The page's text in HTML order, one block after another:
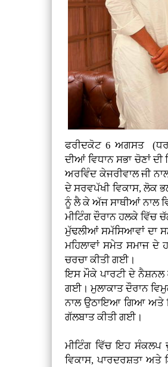
ਫਰੀਦਕੋਟ 6 ਅਗਸਤ
ਦੀਆਂ ਵਿਧਾਨ ਸਭਾ ਚੋਣਾਂ
ਅਰਵਿੰਦ ਕੇਜਰੀਵਾਲ ਜੀ
ਦੇ ਸਰਵਪੱਖੀ ਵਿਕਾਸ, ਲੋਕ
ਨੂੰ ਲੈ ਕੇ ਅੱਜ ਸਾਥੀਆਂ ਨਾਲ
ਮੀਟਿੰਗ ਦੌਰਾਨ ਹਲਕੇ ਵਿੱਚ
ਮੁੱਢਲੀਆਂ ਸਮੱਸਿਆਵਾਂ ਦਾ
ਮਹਿਲਾਵਾਂ ਸਮੇਤ ਸਮਾਜ ਦੇ
ਚਰਚਾ ਕੀਤੀ ਗਈ।
ਇਸ ਮੌਕੇ ਪਾਰਟੀ ਦੇ ਨੈਸ਼ਨਲ
ਗਈ। ਮੁਲਾਕਾਤ ਦੌਰਾਨ
ਨਾਲ ਉਠਾਇਆ ਗਿਆ ਅਤੇ
ਗੱਲਬਾਤ ਕੀਤੀ ਗਈ।
ਮੀਟਿੰਗ ਵਿੱਚ ਇਹ
ਵਿਕਾਸ, ਪਾਰਦਰਸ਼ਤਾ